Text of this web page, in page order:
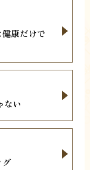
康だけで
ない
グ